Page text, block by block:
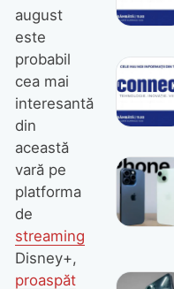
august
este
probabil
cea mai
interesantă
din
această
vară pe
platforma
de
streaming
Disney+,
proaspăt